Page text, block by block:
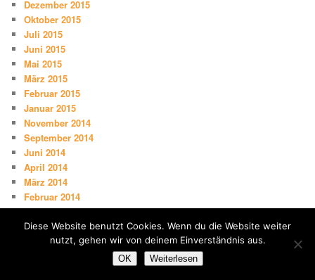
Dezember 2015
Oktober 2015
Juli 2015
Juni 2015
Mai 2015
März 2015
Februar 2015
Januar 2015
November 2014
September 2014
Juni 2014
April 2014
März 2014
Februar 2014
Januar 2014
Dezember 2013
November 2013
Diese Website benutzt Cookies. Wenn du die Website weiter
nutzt, gehen wir von deinem Einverständnis aus.
OK Weiterlesen